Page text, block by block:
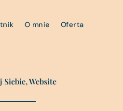
O mnie Oferta
Siebie,Website